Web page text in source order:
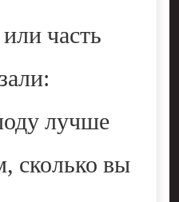
часть
лучше
сколько вы